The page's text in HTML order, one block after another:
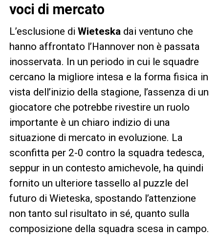
voci di mercato
L’esclusione di Wieteska dai ventuno che
hanno affrontato l’Hannover non è passata
inosservata. In un periodo in cui le squadre
cercano la migliore intesa e la forma fisica in
vista dell’inizio della stagione, l’assenza di un
giocatore che potrebbe rivestire un ruolo
importante è un chiaro indizio di una
situazione di mercato in evoluzione. La
sconfitta per 2-0 contro la squadra tedesca,
seppur in un contesto amichevole, ha quindi
fornito un ulteriore tassello al puzzle del
futuro di Wieteska, spostando l’attenzione
non tanto sul risultato in sé, quanto sulla
composizione della squadra scesa in campo.